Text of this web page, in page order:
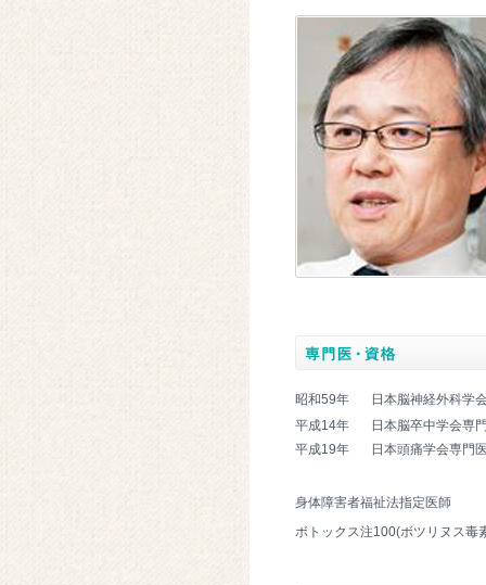
昭和59年
日本脳神経外科学
平成14年
日本脳卒中学会専
平成19年
日本頭痛学会専門
身体障害者福祉法指定医師
ボトックス注100(ボツリヌス毒